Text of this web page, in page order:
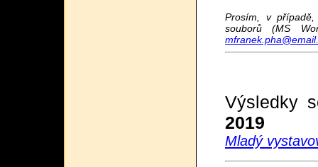
Prosím, v případě,
souborů (MS
Výsledky
2019
Mladý